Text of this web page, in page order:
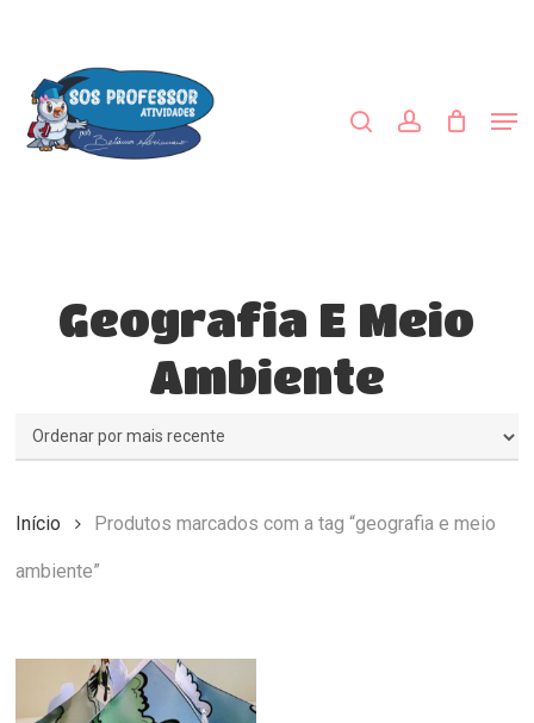
content
Geografia E Meio
Ambiente
Início Produtos marcados com a tag “geografia e meio
ambiente”